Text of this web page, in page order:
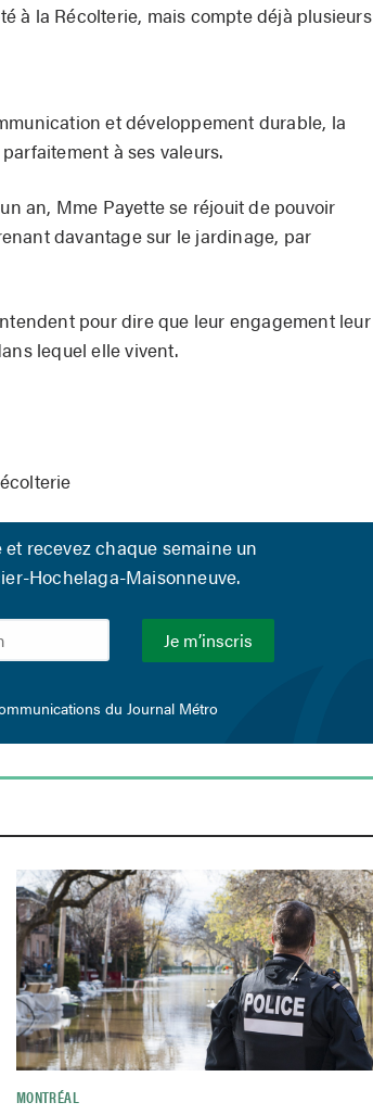
à la Récolterie, mais compte déjà plusieurs
et développement durable, la
à ses valeurs.
an, Mme Payette se réjouit de pouvoir
davantage sur le jardinage, par
pour dire que leur engagement leur
lequel elle vivent.
recevez chaque semaine un
Hochelaga-Maisonneuve.
du Journal Métro
MONTRÉAL